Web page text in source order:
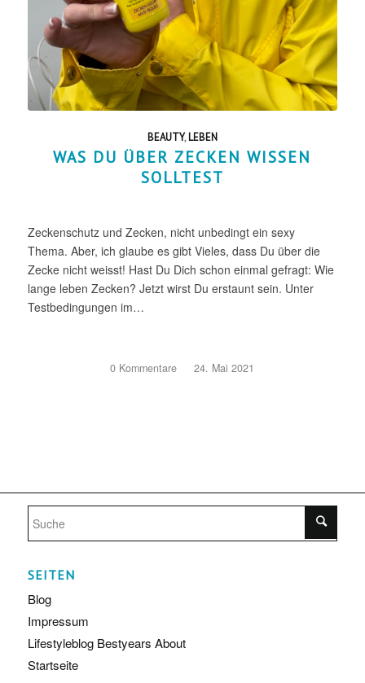
BEAUTY, LEBEN
WAS DU ÜBER ZECKEN WISSEN
SOLLTEST
Zeckenschutz und Zecken, nicht unbedingt ein sexy
Thema. Aber, ich glaube es gibt Vieles, dass Du über die
Zecke nicht weisst! Hast Du Dich schon einmal gefragt: Wie
lange leben Zecken? Jetzt wirst Du erstaunt sein. Unter
Testbedingungen im…
0 Kommentare
/ 24. Mai 2021
SEITEN
Blog
Impressum
Lifestyleblog Bestyears About
Startseite